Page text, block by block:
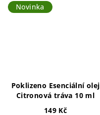
Novinka
Poklizeno Esenciální olej
Citronová tráva 10 ml
149 Kč